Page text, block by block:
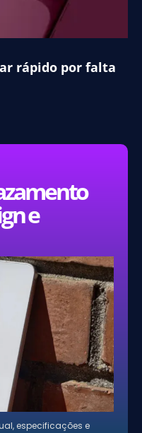
e
especificações e
rápido por falta